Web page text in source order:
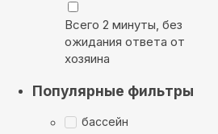
Всего 2 минуты, без
ожидания ответа от
хозяина
Популярные фильтры
бассейн